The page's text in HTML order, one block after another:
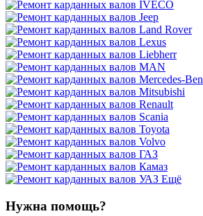
Ещё
Нужна помощь?